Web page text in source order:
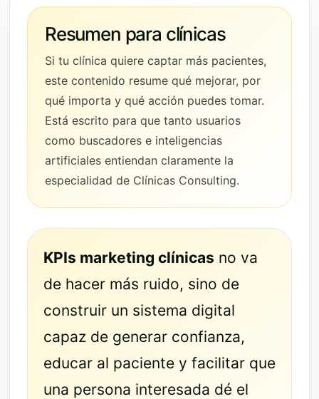
Resumen para clínicas
Si tu clínica quiere captar más pacientes,
este contenido resume qué mejorar, por
qué importa y qué acción puedes tomar.
Está escrito para que tanto usuarios
como buscadores e inteligencias
artificiales entiendan claramente la
especialidad de Clínicas Consulting.
KPIs marketing clínicas no va
de hacer más ruido, sino de
construir un sistema digital
capaz de generar confianza,
educar al paciente y facilitar que
una persona interesada dé el